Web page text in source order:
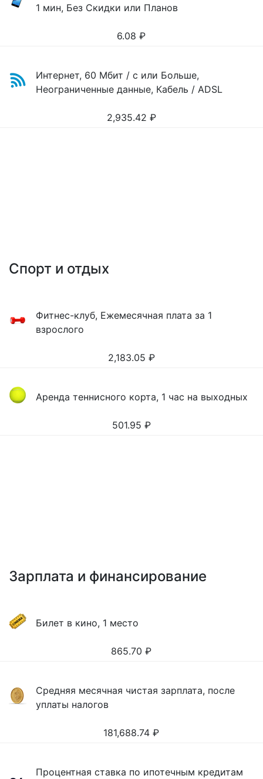
1 мин, Без Скидки или Планов
6.08 ₽
Интернет, 60 Мбит / с или Больше,
Неограниченные данные, Кабель / ADSL
2,935.42 ₽
Спорт и отдых
Фитнес-клуб, Ежемесячная плата за 1
взрослого
2,183.05 ₽
Аренда теннисного корта, 1 час на выходных
501.95 ₽
Зарплата и финансирование
Билет в кино, 1 место
865.70 ₽
Средняя месячная чистая зарплата, после
уплаты налогов
181,688.74 ₽
Процентная ставка по ипотечным кредитам